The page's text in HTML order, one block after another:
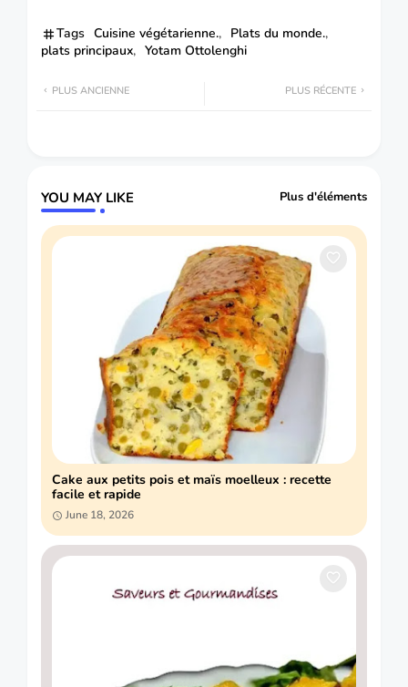
Tags Cuisine végétarienne.
Plats du monde.
plats principaux
Yotam Ottolenghi
PLUS RÉCENTE
PLUS ANCIENNE
YOU MAY LIKE Plus d'éléments
Cake aux petits pois et maïs moelleux : recette
facile et rapide
June 18, 2026